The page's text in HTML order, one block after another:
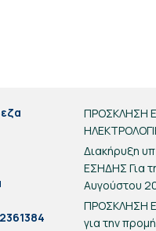
ανάθεση με τη
ΠΡΟΣΚΛΗΣΗ
Διακήρυξη
ΕΣΗΔΗΣ Για
Αυγούστου
ΠΡΟΣΚΛΗΣΗ
για την